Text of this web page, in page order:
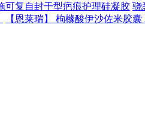
可复自封干型疤痕护理硅凝胶 骁
【恩莱瑞】 枸橼酸伊沙佐米胶囊